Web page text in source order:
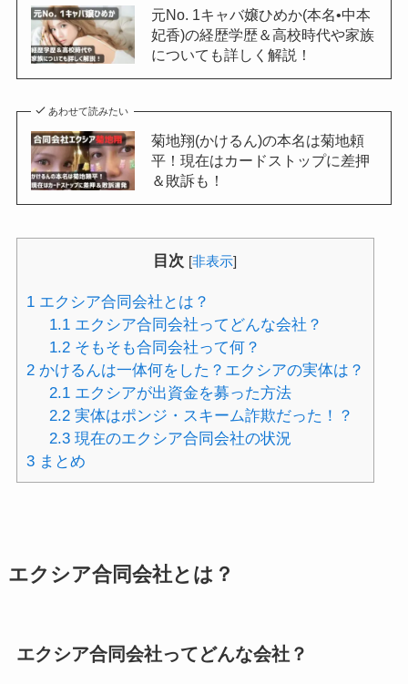
元No. 1キャバ嬢ひめか(本名•中本
妃香)の経歴学歴＆高校時代や家族
についても詳しく解説！
あわせて読みたい
菊地翔(かけるん)の本名は菊地頼
平！現在はカードストップに差押
＆敗訴も！
目次 [非表示]
1エクシア合同会社とは？
1.1 エクシア合同会社ってどんな会社？
1.2 そもそも合同会社って何？
2かけるんは一体何をした？エクシアの実体は？
2.1 エクシアが出資金を募った方法
2.2 実体はポンジ・スキーム詐欺だった！？
2.3 現在のエクシア合同会社の状況
3まとめ
エクシア合同会社とは？
エクシア合同会社ってどんな会社？